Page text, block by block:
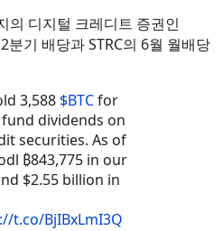
의 디지털 크레디트 증권인
2분기 배당과 STRC의 6월 월배당
3,588 $BTCfor
dividends on
securities. As of
₿843,775 in our
$2.55 billion in
t.co/BjIBxLmI3Q